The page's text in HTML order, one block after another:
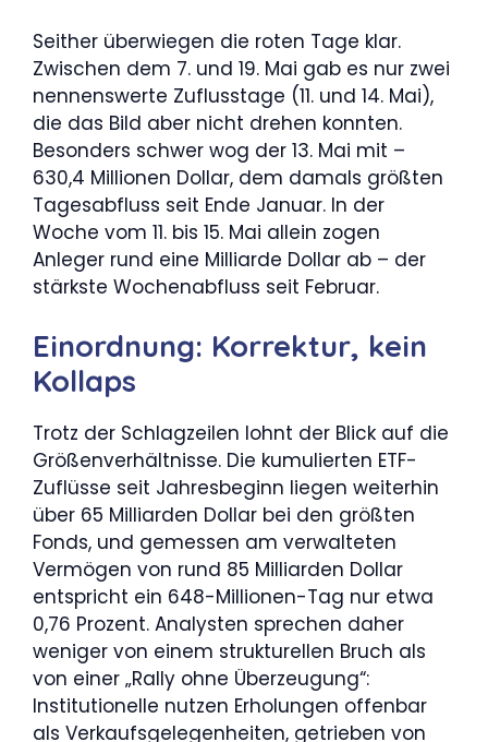
Seither überwiegen die roten Tage klar.
Zwischen dem 7. und 19. Mai gab es nur zwei
nennenswerte Zuflusstage (11. und 14. Mai),
die das Bild aber nicht drehen konnten.
Besonders schwer wog der 13. Mai mit –
630,4 Millionen Dollar, dem damals größten
Tagesabfluss seit Ende Januar. In der
Woche vom 11. bis 15. Mai allein zogen
Anleger rund eine Milliarde Dollar ab – der
stärkste Wochenabfluss seit Februar.
Einordnung: Korrektur, kein
Kollaps
Trotz der Schlagzeilen lohnt der Blick auf die
Größenverhältnisse. Die kumulierten ETF-
Zuflüsse seit Jahresbeginn liegen weiterhin
über 65 Milliarden Dollar bei den größten
Fonds, und gemessen am verwalteten
Vermögen von rund 85 Milliarden Dollar
entspricht ein 648-Millionen-Tag nur etwa
0,76 Prozent. Analysten sprechen daher
weniger von einem strukturellen Bruch als
von einer „Rally ohne Überzeugung“:
Institutionelle nutzen Erholungen offenbar
als Verkaufsgelegenheiten, getrieben von